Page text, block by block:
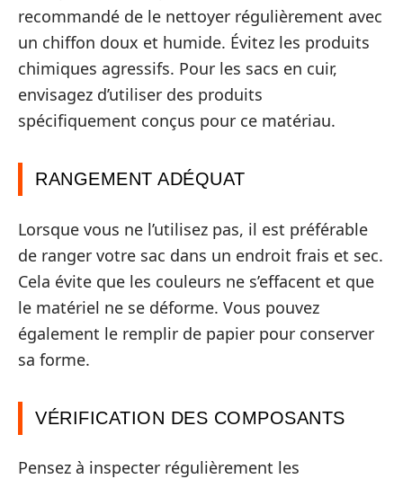
recommandé de le nettoyer régulièrement avec
un chiffon doux et humide. Évitez les produits
chimiques agressifs. Pour les sacs en cuir,
envisagez d’utiliser des produits
spécifiquement conçus pour ce matériau.
RANGEMENT ADÉQUAT
Lorsque vous ne l’utilisez pas, il est préférable
de ranger votre sac dans un endroit frais et sec.
Cela évite que les couleurs ne s’effacent et que
le matériel ne se déforme. Vous pouvez
également le remplir de papier pour conserver
sa forme.
VÉRIFICATION DES COMPOSANTS
Pensez à inspecter régulièrement les